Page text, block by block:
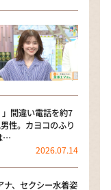
」間違い電話を約7
性。カヨコのふり
…
2026.07.14
ナ、セクシー水着姿